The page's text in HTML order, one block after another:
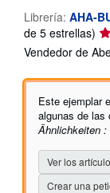
Librería: AHA-
de 5 estrellas)
5
5
Vendedor de
Este ejemplar
algunas de las
Ähnlichkeiten :
Ver los
Crear una